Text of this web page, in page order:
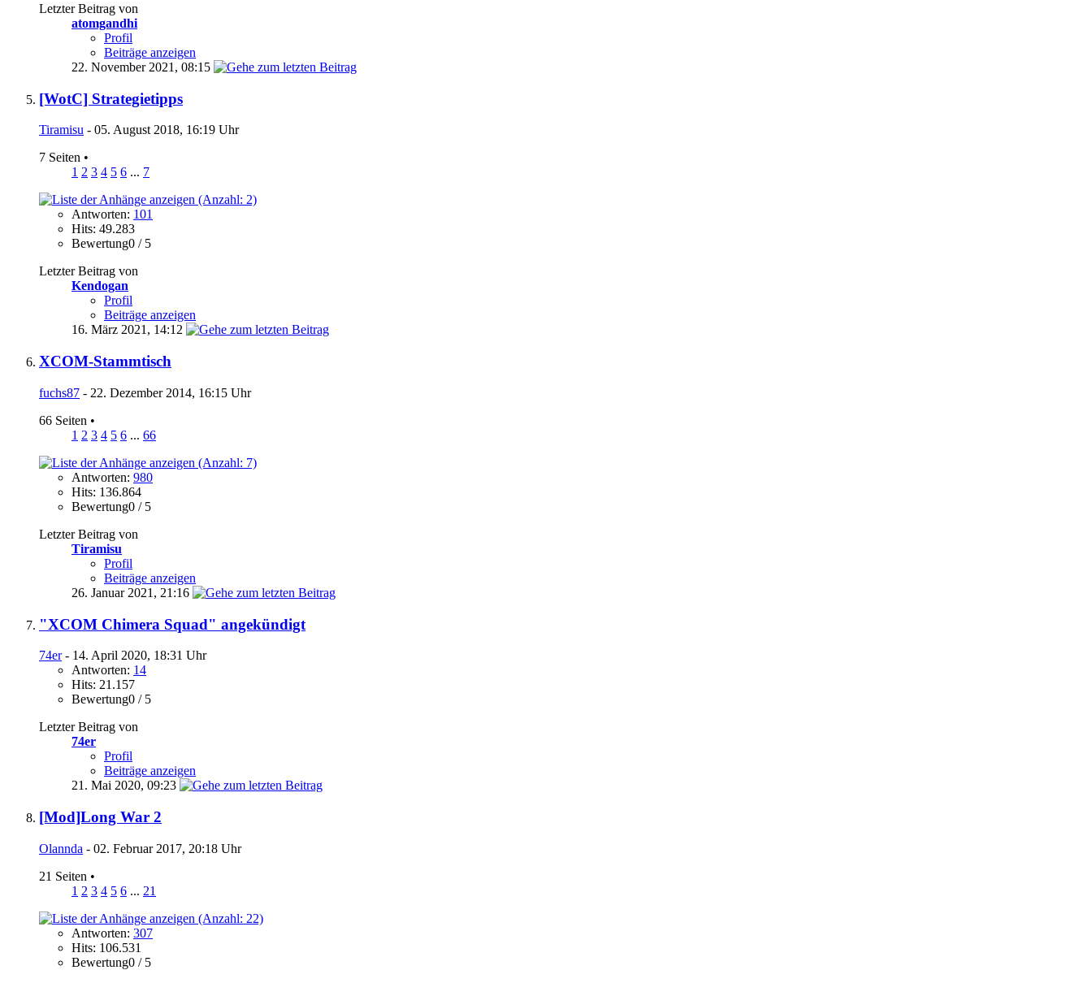
Letzter Beitrag von
atomgandhi
Profil
Beiträge anzeigen
22. November 2021, 08:15
[WotC] Strategietipps
Tiramisu - 05. August 2018, 16:19 Uhr
7 Seiten •
1 2 3 4 5 6 ... 7
Antworten: 101
Hits: 49.283
Bewertung0 / 5
Letzter Beitrag von
Kendogan
Profil
Beiträge anzeigen
16. März 2021, 14:12
XCOM-Stammtisch
fuchs87 - 22. Dezember 2014, 16:15 Uhr
66 Seiten •
1 2 3 4 5 6 ... 66
Antworten: 980
Hits: 136.864
Bewertung0 / 5
Letzter Beitrag von
Tiramisu
Profil
Beiträge anzeigen
26. Januar 2021, 21:16
"XCOM Chimera Squad" angekündigt
74er- 14. April 2020, 18:31 Uhr
Antworten: 14
Hits: 21.157
Bewertung0 / 5
Letzter Beitrag von
74er
Profil
Beiträge anzeigen
21. Mai 2020, 09:23
[Mod]Long War 2
Olannda - 02. Februar 2017, 20:18 Uhr
21 Seiten •
1 2 3 4 5 6 ... 21
Antworten: 307
Hits: 106.531
Bewertung0 / 5